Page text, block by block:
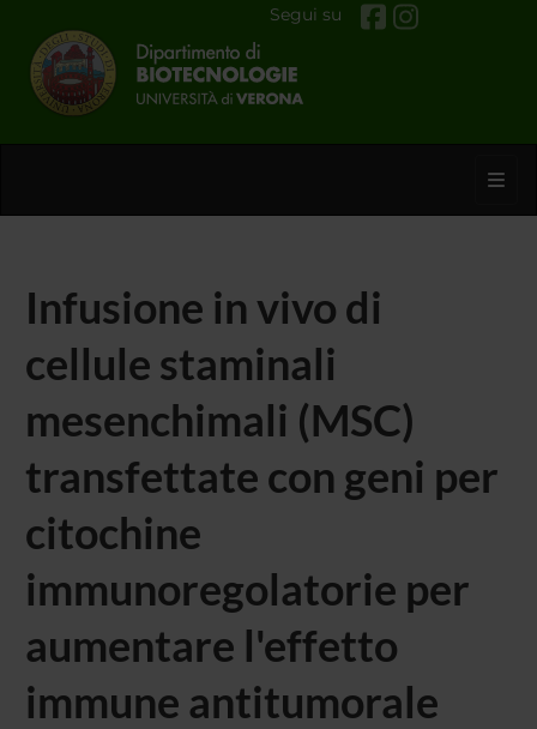
Segui su
Infusione in vivo di
cellule staminali
mesenchimali (MSC)
transfettate con geni per
citochine
immunoregolatorie per
aumentare l'effetto
immune antitumorale